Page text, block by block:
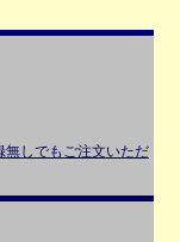
無しでもご注文いただ